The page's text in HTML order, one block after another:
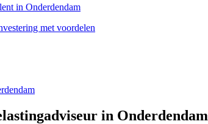
in Onderdendam
met voordelen
in Onderdendam